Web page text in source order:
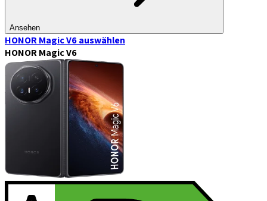
Ansehen
HONOR Magic V6auswählen
HONOR Magic V6